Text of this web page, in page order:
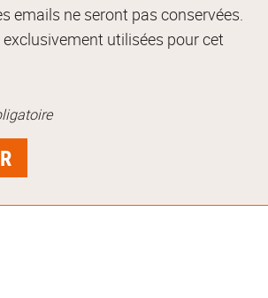
emails ne seront pas conservées.
exclusivement utilisées pour cet